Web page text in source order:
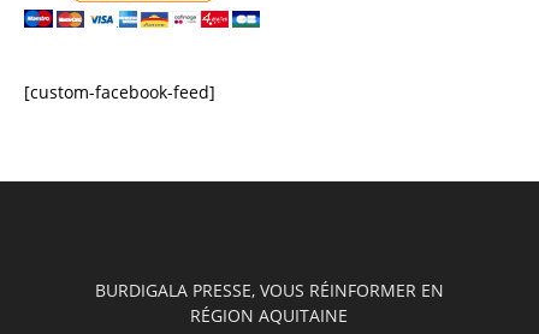
[custom-facebook-feed]
BURDIGALA PRESSE, VOUS RÉINFORMER EN
RÉGION AQUITAINE